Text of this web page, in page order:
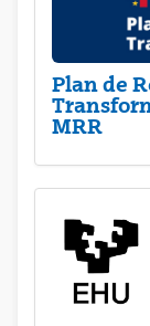
Plan de
MRR